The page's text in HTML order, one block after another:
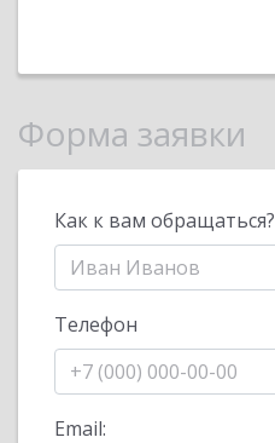
Форма заявки
Как к вам обращаться?
Телефон
Email: